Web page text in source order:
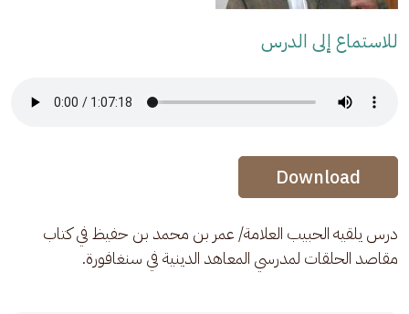
للاستماع إلى الدرس
Audio Stream
Audio Stream
Download
درس يلقيه الحبيب العلامة/ عمر بن محمد بن حفيظ في كتاب
مقاصد الحلقات لمدرسي المعاهد الدينية في سنغافورة.